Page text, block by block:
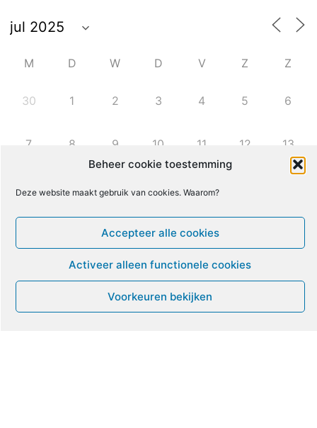
Beheer cookie toestemming
Deze website maakt gebruik van cookies. Waarom?
Accepteer alle cookies
Activeer alleen functionele cookies
Voorkeuren bekijken
M D W D V Z Z
30 1 2 3 4 5 6
7 8 9 10 11 12 13
14 15 16 17 18
23 24 25
30 2